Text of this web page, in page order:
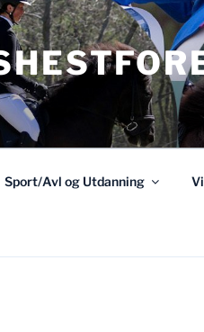
Sport/Avl og Utdanning